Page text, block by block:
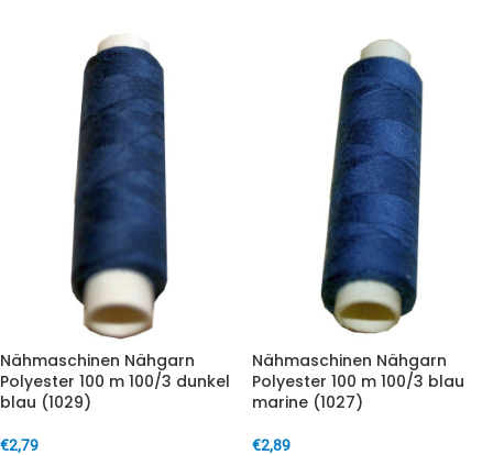
Nähmaschinen Nähgarn
Polyester 100 m 100/3 dunkel
blau (1029)
€2,79
Nähmaschinen Nähgarn
Polyester 100 m 100/3 blau
marine (1027)
€2,89